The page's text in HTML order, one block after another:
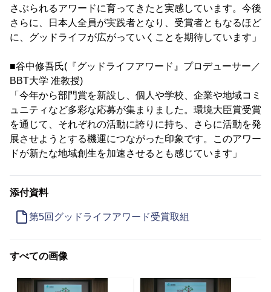
さぶられるアワードに育ってきたと実感しています。今後
さらに、日本人全員が実践者となり、受賞者ともなるほど
に、グッドライフが広がっていくことを期待しています」
■谷中修吾氏(『グッドライフアワード』プロデューサー／
BBT大学 准教授)
「今年から部門賞を新設し、個人や学校、企業や地域コミ
ュニティなど多彩な応募が集まりました。環境大臣賞受賞
を通じて、それぞれの活動に誇りに持ち、さらに活動を発
展させようとする機運につながった印象です。このアワー
ドが新たな地域創生を加速させるとも感じています」
添付資料
第5回グッドライフアワード受賞取組
すべての画像